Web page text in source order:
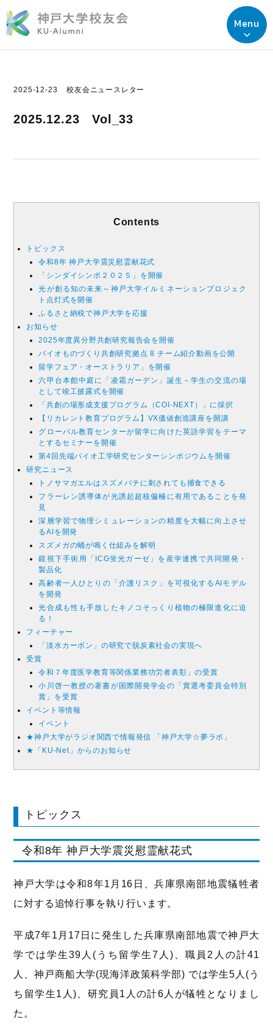
Menu
2025-12-23 校友会ニュースレター
2025.12.23 Vol_33
Contents
トピックス
令和8年 神戸大学震災慰霊献花式
「シンダイシンポ２０２５」を開催
光が創る知の未来～神戸大学イルミネーションプロジェク
ト点灯式を開催
ふるさと納税で神戸大学を応援
お知らせ
2025年度異分野共創研究報告会を開催
バイオものづくり共創研究拠点 8 チーム紹介動画を公開
留学フェア・オーストラリア」を開催
六甲台本館中庭に「凌霜ガーデン」誕生－学生の交流の場
として竣工披露式を開催
「共創の場形成支援プログラム（COI-NEXT）」に採択
【リカレント教育プログラム】VX価値創造講座を開講
グローバル教育センターが留学に向けた英語学習をテーマ
とするセミナーを開催
第4回先端バイオ工学研究センターシンポジウムを開催
研究ニュース
トノサマガエルはスズメバチに刺されても捕食できる
フラーレン誘導体が光誘起超核偏極に有用であることを発
見
深層学習で物理シミュレーションの精度を大幅に向上させ
るAIを開発
スズメガの蛹が鳴く仕組みを解明
鏡視下手術用「ICG蛍光ガーゼ」を産学連携で共同開発・
製品化
高齢者一人ひとりの「介護リスク」を可視化するAIモデル
を開発
光合成も性も手放したキノコそっくり植物の極限進化に迫
る！
フィーチャー
「淡水カーボン」の研究で脱炭素社会の実現へ
受賞
令和７年度医学教育等関係業務功労者表彰」の受賞
小川啓一教授の著書が国際開発学会の「賞選考委員会特別
賞」を受賞
イベント等情報
イベント
★神戸大学がラジオ関西で情報発信 「神戸大学☆夢ラボ」
★「KU-Net」からのお知らせ
トピックス
令和8年 神戸大学震災慰霊献花式
神戸大学は令和8年1月16日、兵庫県南部地震犠牲者
に対する追悼行事を執り行います。
平成7年1月17日に発生した兵庫県南部地震で神戸大
学では学生39人(うち留学生7人)、職員2人の計41
人、神戸商船大学(現海洋政策科学部) では学生5人(う
ち留学生1人)、研究員1人の計6人が犠牲となりまし
た。